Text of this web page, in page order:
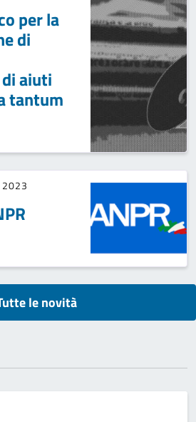
per la
di
aiuti
tantum
LA MANIFESTAZIONE DI
le novità